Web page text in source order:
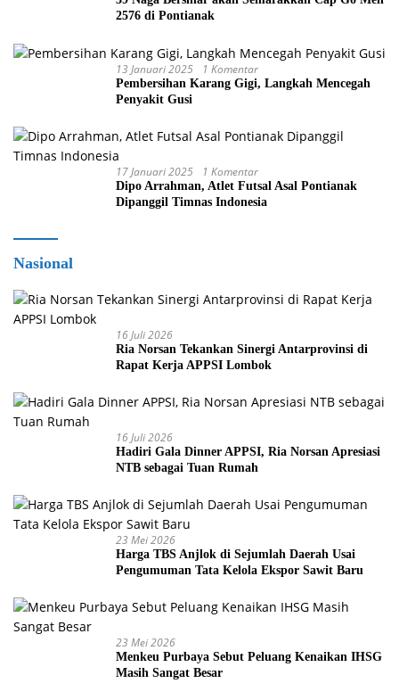
2576 di Pontianak
13 Januari 2025 1 Komentar
Pembersihan Karang Gigi, Langkah Mencegah
Penyakit Gusi
17 Januari 2025 1 Komentar
Dipo Arrahman, Atlet Futsal Asal Pontianak
Dipanggil Timnas Indonesia
Nasional
16 Juli 2026
Ria Norsan Tekankan Sinergi Antarprovinsi di
Rapat Kerja APPSI Lombok
16 Juli 2026
Hadiri Gala Dinner APPSI, Ria Norsan Apresiasi
NTB sebagai Tuan Rumah
23 Mei 2026
Harga TBS Anjlok di Sejumlah Daerah Usai
Pengumuman Tata Kelola Ekspor Sawit Baru
23 Mei 2026
Menkeu Purbaya Sebut Peluang Kenaikan IHSG
Masih Sangat Besar